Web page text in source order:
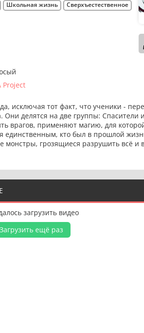
Школьная жизнь Сверхъестественное
Project
исключая тот факт, что ученики -
Они делятся на две группы:
врагов, применяют магию, для
кто был в прошлой
монстры, грозящиеся разрушить всё и
загрузить видео
Загрузить ещё раз